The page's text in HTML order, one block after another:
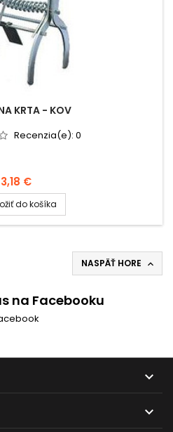
KRTA - KOV
Recenzia(e): 0
3,18 €
do košíka
NASPÄŤ HORE 
na Facebooku

